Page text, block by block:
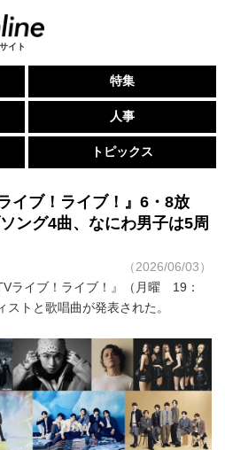
イト
特集
人事
トピックス
イブ！ライブ！』6・8放
ング4曲、なにわ男子は5周
（2026/06/03）
ライブ！ライブ！』（月曜 19：
トと歌唱曲が発表された。